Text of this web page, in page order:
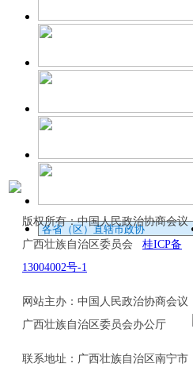
版权所有：中国人民政治协商会议
广西壮族自治区委员会 桂ICP备
13004002号-1
网站主办：中国人民政治协商会议
广西壮族自治区委员会办公厅
联系地址：广西壮族自治区南宁市